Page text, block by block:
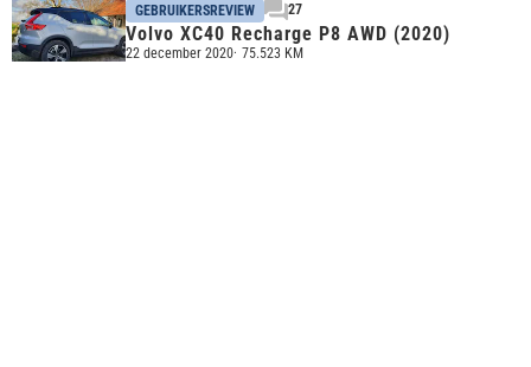
GEBRUIKERSREVIEW 27
Volvo XC40 Recharge P8 AWD (2020)
22 december 2020 75.523 KM